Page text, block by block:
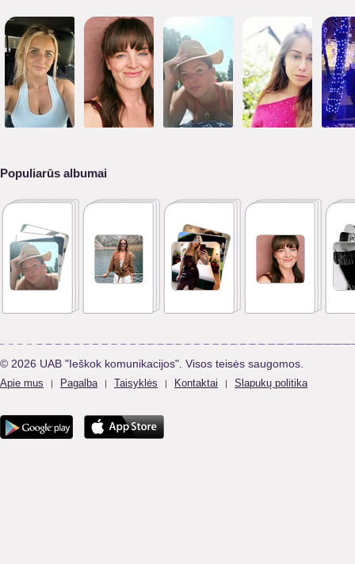
Populiarūs albumai
© 2026 UAB "Ieškok komunikacijos". Visos teisės saugomos.
Apie mus | Pagalba | Taisyklės | Kontaktai | Slapukų politika